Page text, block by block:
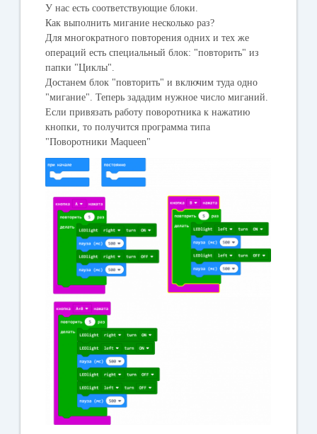
У нас есть соответствующие блоки.
Как выполнить мигание несколько раз?
Для многократного повторения одних и тех же
операций есть специальный блок: "повторить" из
папки "Циклы".
Достанем блок "повторить" и включим туда одно
"мигание". Теперь зададим нужное число миганий.
Если привязать работу поворотника к нажатию
кнопки, то получится программа типа
"Поворотники Maqueen"